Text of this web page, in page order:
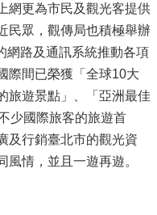
網更為市民及觀光客提供
民眾，觀傳局也積極舉辦
網路及通訊系統推動各項
際間已榮獲「全球10大
旅遊景點」、「亞洲最佳
少國際旅客的旅遊首
及行銷臺北市的觀光資
情，並且一遊再遊。